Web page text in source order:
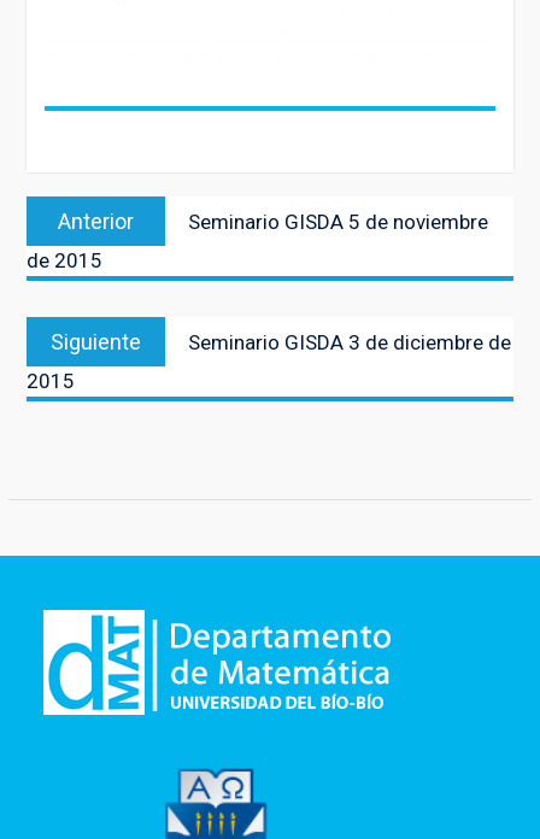
Navegación
entradas
Anterior
anterior:
Seminario GISDA 5 de noviembre
de 2015
Siguiente
siguiente:
Seminario GISDA 3 de diciembre de
2015